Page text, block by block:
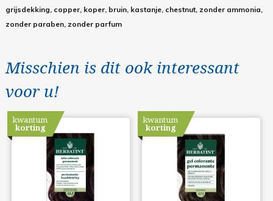
grijsdekking, copper, koper, bruin, kastanje, chestnut, zonder ammonia,
zonder paraben, zonder parfum
Misschien is dit ook interessant
voor u!
kwantum
korting
kwantum
korting